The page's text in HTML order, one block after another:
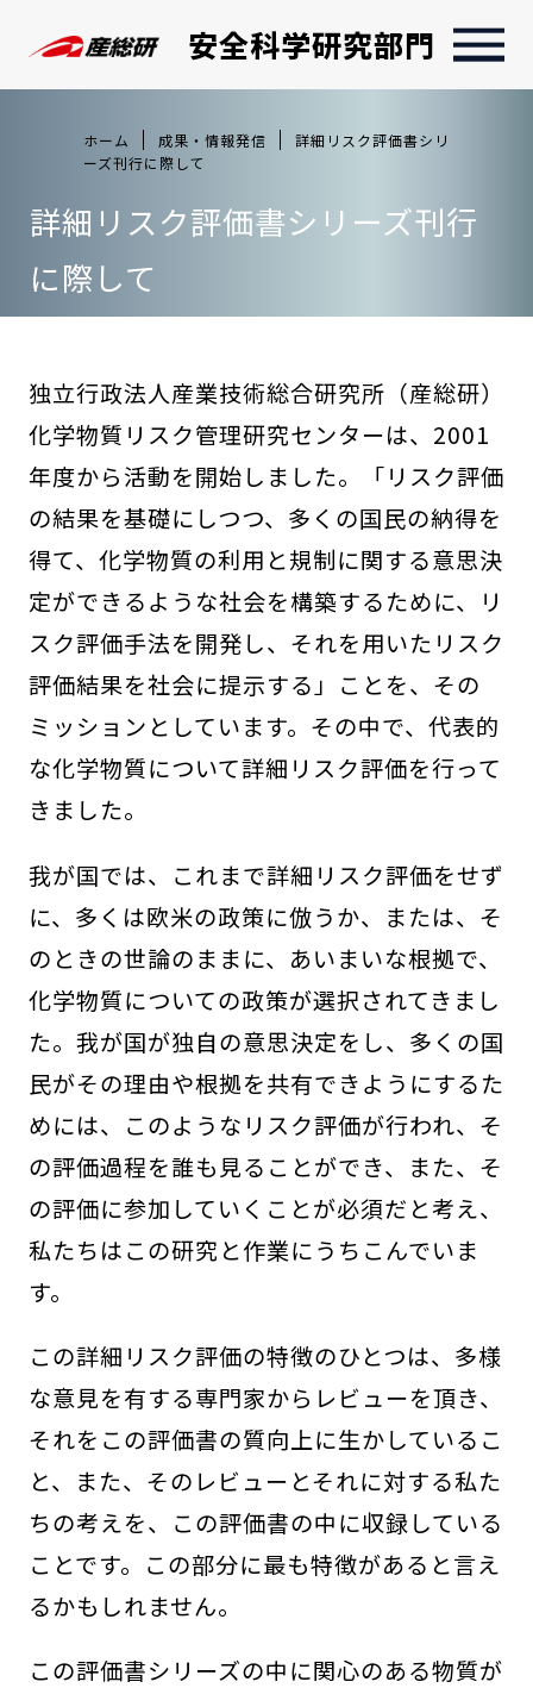
安全科学研究部門
ホーム 成果・情報発信
詳細リスク評価書シリ
ーズ刊行に際して
詳細リスク評価書シリーズ刊行
に際して
独立行政法人産業技術総合研究所（産総研）
化学物質リスク管理研究センターは、2001
年度から活動を開始しました。「リスク評価
の結果を基礎にしつつ、多くの国民の納得を
得て、化学物質の利用と規制に関する意思決
定ができるような社会を構築するために、リ
スク評価手法を開発し、それを用いたリスク
評価結果を社会に提示する」ことを、その
ミッションとしています。その中で、代表的
な化学物質について詳細リスク評価を行って
きました。
我が国では、これまで詳細リスク評価をせず
に、多くは欧米の政策に倣うか、または、そ
のときの世論のままに、あいまいな根拠で、
化学物質についての政策が選択されてきまし
た。我が国が独自の意思決定をし、多くの国
民がその理由や根拠を共有できようにするた
めには、このようなリスク評価が行われ、そ
の評価過程を誰も見ることができ、また、そ
の評価に参加していくことが必須だと考え、
私たちはこの研究と作業にうちこんでいま
す。
この詳細リスク評価の特徴のひとつは、多様
な意見を有する専門家からレビューを頂き、
それをこの評価書の質向上に生かしているこ
と、また、そのレビューとそれに対する私た
ちの考えを、この評価書の中に収録している
ことです。この部分に最も特徴があると言え
るかもしれません。
この評価書シリーズの中に関心のある物質が